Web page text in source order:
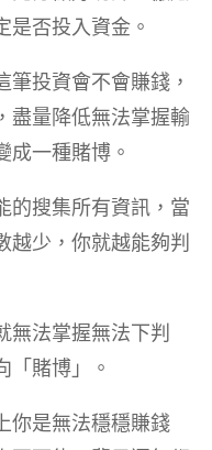
是否投入資金。
投資會不會賺錢，
盡量降低無法掌握輸
成一種賭博。
的搜集所有資訊，當
越少，你就越能夠判
無法掌握無法下判
「賭博」。
你是無法穩穩賺錢